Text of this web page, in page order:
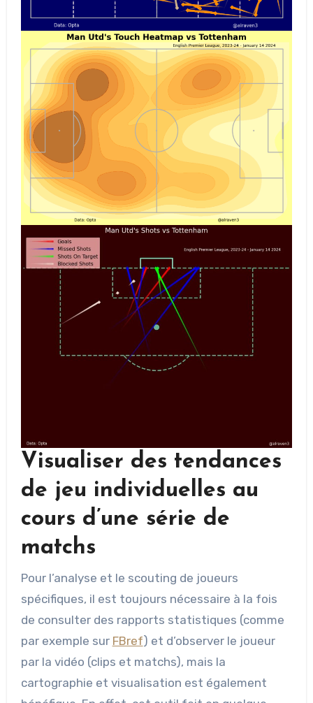
Visualiser des tendances
de jeu individuelles au
cours d’une série de
matchs
Pour l’analyse et le scouting de joueurs
spécifiques, il est toujours nécessaire à la fois
de consulter des rapports statistiques (comme
par exemple sur FBref) et d’observer le joueur
par la vidéo (clips et matchs), mais la
cartographie et visualisation est également